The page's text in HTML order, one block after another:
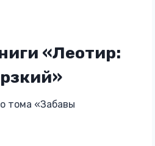
«Леотир:
тома «Забавы